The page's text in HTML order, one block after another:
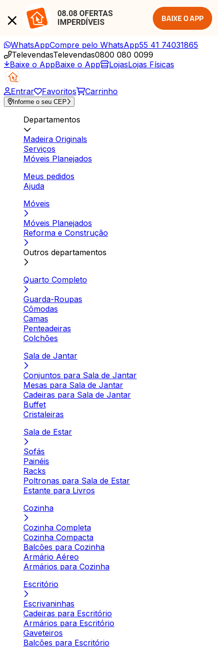
08.08 OFERTAS
IMPERDÍVEIS
BAIXE O APP
WhatsAppCompre pelo WhatsApp55 41 74031865
TelevendasTelevendas0800 080 0099
Baixe o AppBaixe o App LojasLojas Físicas
Entrar Favoritos Carrinho
Informe o seu CEP
Departamentos
Madeira Originals
Serviços
Móveis Planejados
Meus pedidos
Ajuda
Móveis
Móveis Planejados
Reforma e Construção
Outros departamentos
Quarto Completo
Guarda-Roupas
Cômodas
Camas
Penteadeiras
Colchões
Sala de Jantar
Conjuntos para Sala de Jantar
Mesas para Sala de Jantar
Cadeiras para Sala de Jantar
Buffet
Cristaleiras
Sala de Estar
Sofás
Painéis
Racks
Poltronas para Sala de Estar
Estante para Livros
Cozinha
Cozinha Completa
Cozinha Compacta
Balcões para Cozinha
Armário Aéreo
Armários para Cozinha
Escritório
Escrivaninhas
Cadeiras para Escritório
Armários para Escritório
Gaveteiros
Balcões para Escritório